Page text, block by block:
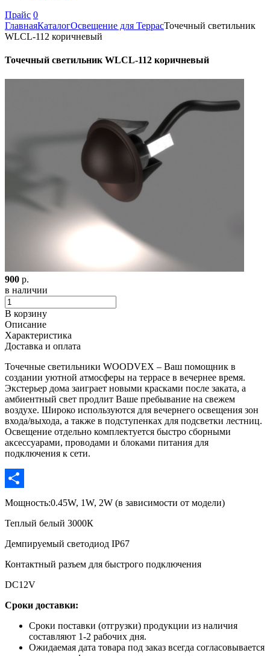
Прайс 0
ГлавнаяКаталогОсвещение для ТеррасТочечный светильник
WLCL-112 коричневый
Точечный светильник WLCL-112 коричневый
900 р.
в наличии
В корзину
Описание
Характеристика
Доставка и оплата
Точечные светильники WOODVEX – Ваш помощник в
создании уютной атмосферы на террасе в вечернее время.
Экстерьер дома заиграет новыми красками после заката, а
амбиентный свет продлит Ваше пребывание на свежем
воздухе. Широко используются для вечернего освещения зон
входа/выхода, а также в подступенках для подсветки лестниц.
Освещение отдельно комплектуется быстро сборными
аксессуарами, проводами и блоками питания для
подключения к сети.
Отправить
Мощность:0.45W, 1W, 2W (в зависимости от модели)
Теплый белый 3000К
Демпируемый светодиод IP67
Контактный разъем для быстрого подключения
DC12V
Сроки доставки:
Сроки поставки (отгрузки) продукции из наличия
составляют 1-2 рабочих дня.
Ожидаемая дата товара под заказ всегда согласовывается